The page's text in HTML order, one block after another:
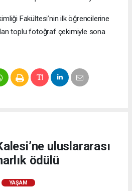
Fakültesi’nin ilk öğrencilerine
toplu fotoğraf çekimiyle sona
uluslararası
ödülü
YAŞAM